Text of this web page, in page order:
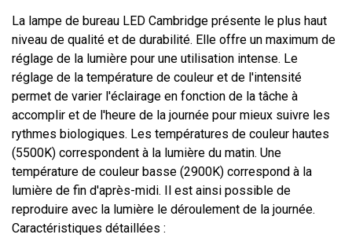
La lampe de bureau LED Cambridge présente le plus haut
niveau de qualité et de durabilité. Elle offre un maximum de
réglage de la lumière pour une utilisation intense. Le
réglage de la température de couleur et de l'intensité
permet de varier l'éclairage en fonction de la tâche à
accomplir et de l'heure de la journée pour mieux suivre les
rythmes biologiques. Les températures de couleur hautes
(5500K) correspondent à la lumière du matin. Une
température de couleur basse (2900K) correspond à la
lumière de fin d'après-midi. Il est ainsi possible de
reproduire avec la lumière le déroulement de la journée.
Caractéristiques détaillées :